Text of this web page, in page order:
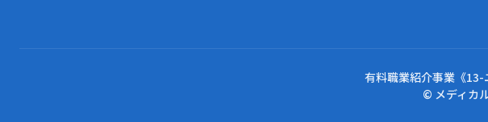
有料職業紹介事業《
© メディカ